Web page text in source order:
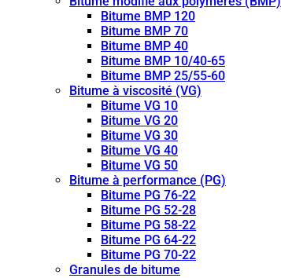
Bitume BMP 120
Bitume BMP 70
Bitume BMP 40
Bitume BMP 10/40-65
Bitume BMP 25/55-60
Bitume à viscosité (VG)
Bitume VG 10
Bitume VG 20
Bitume VG 30
Bitume VG 40
Bitume VG 50
Bitume à performance (PG)
Bitume PG 76-22
Bitume PG 52-28
Bitume PG 58-22
Bitume PG 64-22
Bitume PG 70-22
Granules de bitume